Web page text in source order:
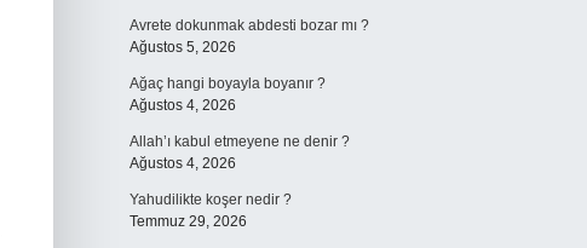
Avrete dokunmak abdesti bozar mı ?
Ağustos 5, 2026
Ağaç hangi boyayla boyanır ?
Ağustos 4, 2026
Allah’ı kabul etmeyene ne denir ?
Ağustos 4, 2026
Yahudilikte koşer nedir ?
Temmuz 29, 2026